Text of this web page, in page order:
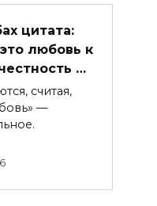
цитата:
любовь к
…
считая,
—